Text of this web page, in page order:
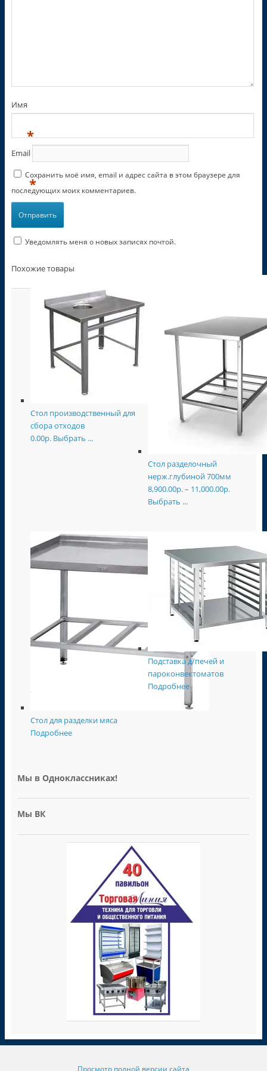
Имя
*
Email
*
Сохранить моё имя, email и адрес сайта в этом браузере для
последующих моих комментариев.
Уведомлять меня о новых записях почтой.
Похожие товары
Стол производственный для
сбора отходов
0.00р. Выбрать ...
Стол разделочный
нерж.глубиной 700мм
8,900.00р.– 11,000.00р.
Выбрать ...
Стол для разделки мяса
Подробнее
Подставка д/печей и
пароконвектоматов
Подробнее
Мы в Одноклассниках!
Мы ВК
Просмотр полной версии сайта